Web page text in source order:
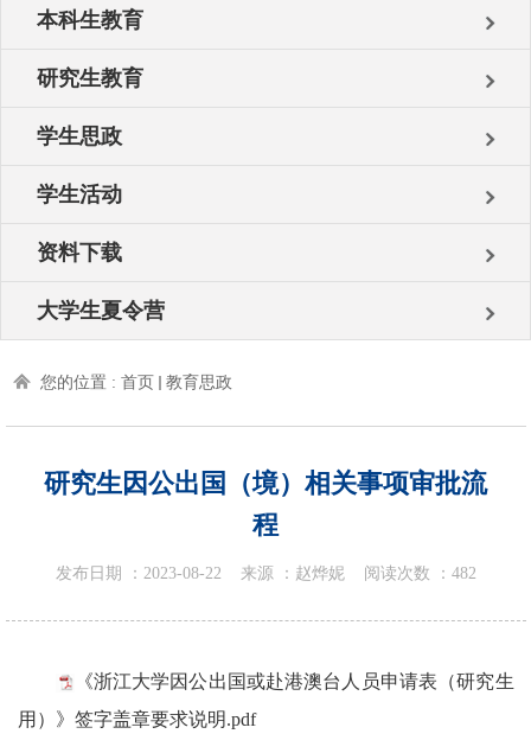
本科生教育
研究生教育
学生思政
学生活动
资料下载
大学生夏令营
您的位置 : 首页 教育思政
研究生因公出国（境）相关事项审批流
程
发布日期 ： 2023-08-22 来源 ： 赵烨妮阅读次数 ： 482
《浙江大学因公出国或赴港澳台人员申请表（研究生
用）》签字盖章要求说明.pdf